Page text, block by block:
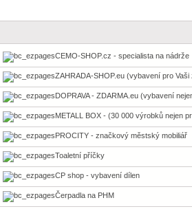
CEMO-SHOP.cz - specialista na nádrže
ZAHRADA-SHOP.eu (vybavení pro Vaši
DOPRAVA - ZDARMA.eu (vybavení
METALL BOX - (30 000 výrobků nejen
PROCITY - značkový městský mobiliář
Toaletní příčky
CP shop - vybavení dílen
Čerpadla na PHM